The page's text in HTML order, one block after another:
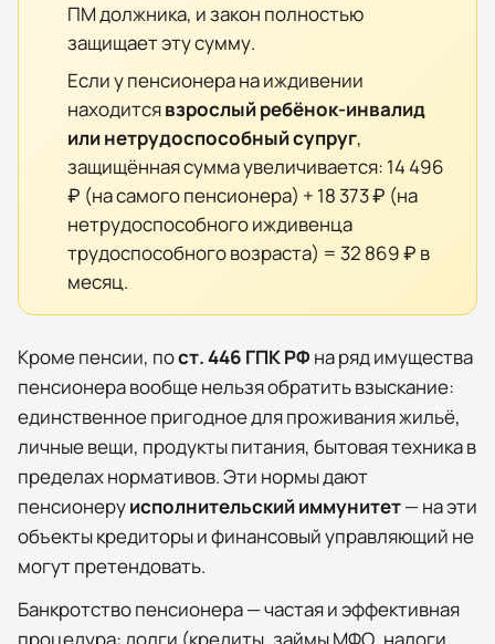
ПМ должника, и закон полностью
защищает эту сумму.
Если у пенсионера на иждивении
находитсявзрослый ребёнок-инвалид
или нетрудоспособный супруг,
защищённая сумма увеличивается: 14 496
₽ (на самого пенсионера) + 18 373 ₽ (на
нетрудоспособного иждивенца
трудоспособного возраста) = 32 869 ₽ в
месяц.
Кроме пенсии, пост. 446 ГПК РФ на ряд имущества
пенсионера вообще нельзя обратить взыскание:
единственное пригодное для проживания жильё,
личные вещи, продукты питания, бытовая техника в
пределах нормативов. Эти нормы дают
пенсионеруисполнительский иммунитет— на эти
объекты кредиторы и финансовый управляющий не
могут претендовать.
Банкротство пенсионера — частая и эффективная